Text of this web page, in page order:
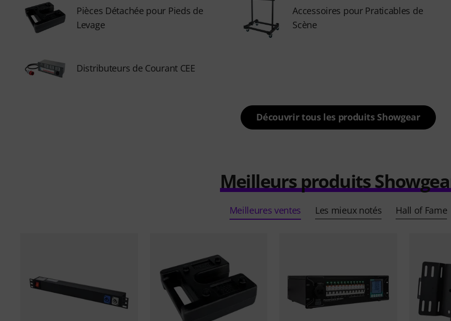
Pièces Détachée pour Pieds de
Levage
Accessoires pour Praticables de
Scène
Distributeurs de Courant CEE
Découvrir tous les produits Showgear
Meilleurs produits
Meilleures ventes Les mieux notés Hall of Fame